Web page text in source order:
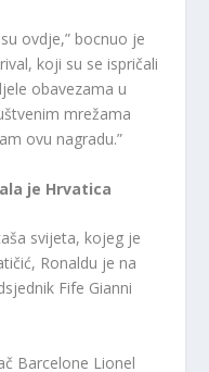
ovdje,” bocnuo je
koji su se ispričali
obavezama u
mrežama
ovu nagradu.”
je Hrvatica
svijeta, kojeg je
Ronaldu je na
Fife Gianni
Barcelone Lionel